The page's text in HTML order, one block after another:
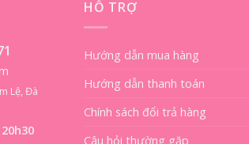
Lệ, Đà
HỖ TRỢ
Hướng dẫn mua hàng
Hướng dẫn thanh toán
Chính sách đổi trả hàng
Câu hỏi thường gặp